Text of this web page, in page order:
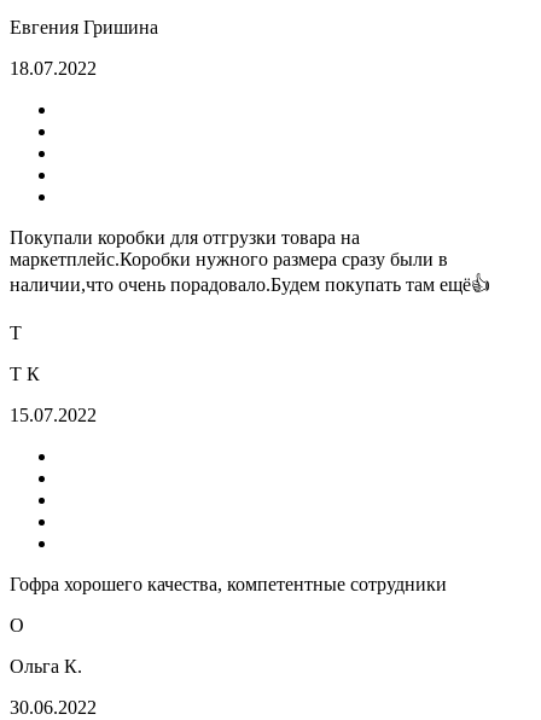
Евгения Гришина
18.07.2022
Покупали коробки для отгрузки товара на
маркетплейс.Коробки нужного размера сразу были в
наличии,что очень порадовало.Будем покупать там ещё👍
Т
Т К
15.07.2022
Гофра хорошего качества, компетентные сотрудники
О
Ольга К.
30.06.2022